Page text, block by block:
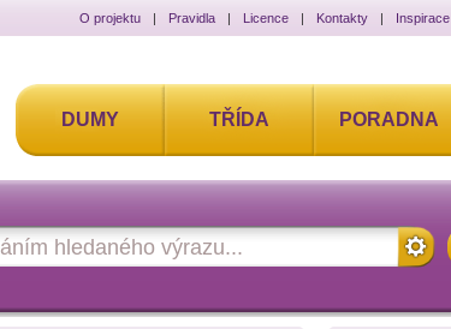
O projektu | Pravidla | Licence | Kontakty | Inspirace
DUMY TŘÍDA PORADNA